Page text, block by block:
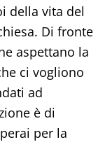
della vita del
Di fronte
aspettano la
ci vogliono
ad
è di
per la